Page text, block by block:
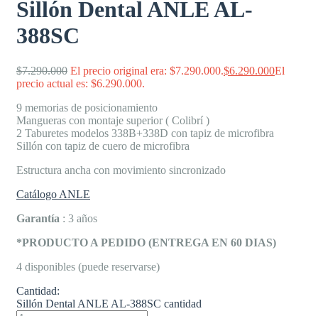
Sillón Dental ANLE AL-
388SC
$7.290.000 El precio original era: $7.290.000.$6.290.000El
precio actual es: $6.290.000.
9 memorias de posicionamiento
Mangueras con montaje superior ( Colibrí )
2 Taburetes modelos 338B+338D con tapiz de microfibra
Sillón con tapiz de cuero de microfibra
Estructura ancha con movimiento sincronizado
Catálogo ANLE
Garantía : 3 años
*PRODUCTO A PEDIDO (ENTREGA EN 60 DIAS)
4 disponibles (puede reservarse)
Cantidad:
Sillón Dental ANLE AL-388SC cantidad